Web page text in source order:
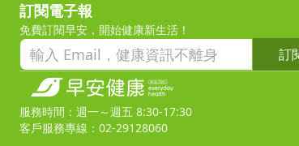
訂閱電子報
免費訂閱早安，開始健康新生活！
訂
服務時間：週一～週五 8:30-17:30
客戶服務專線：02-29128060